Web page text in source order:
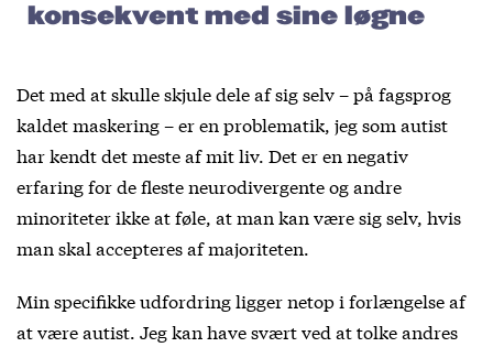
konsekvent med sine løgne
Det med at skulle skjule dele af sig selv – på fagsprog
kaldet maskering – er en problematik, jeg som autist
har kendt det meste af mit liv. Det er en negativ
erfaring for de fleste neurodivergente og andre
minoriteter ikke at føle, at man kan være sig selv, hvis
man skal accepteres af majoriteten.
Min specifikke udfordring ligger netop i forlængelse af
at være autist. Jeg kan have svært ved at tolke andres